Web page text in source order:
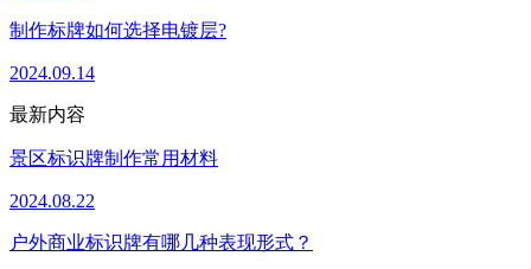
制作标牌如何选择电镀层?
2024.09.14
最新内容
景区标识牌制作常用材料
2024.08.22
户外商业标识牌有哪几种表现形式？